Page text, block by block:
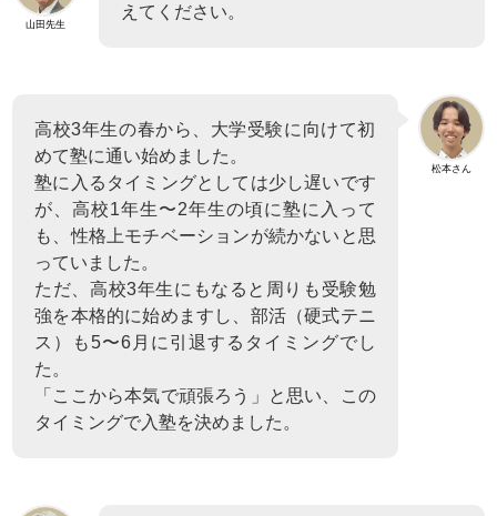
山田先生
えてください。
松本さん
高校3年生の春から、大学受験に向けて初
めて塾に通い始めました。
塾に入るタイミングとしては少し遅いです
が、高校1年生〜2年生の頃に塾に入って
も、性格上モチベーションが続かないと思
っていました。
ただ、高校3年生にもなると周りも受験勉
強を本格的に始めますし、部活（硬式テニ
ス）も5〜6月に引退するタイミングでし
た。
「ここから本気で頑張ろう」と思い、この
タイミングで入塾を決めました。